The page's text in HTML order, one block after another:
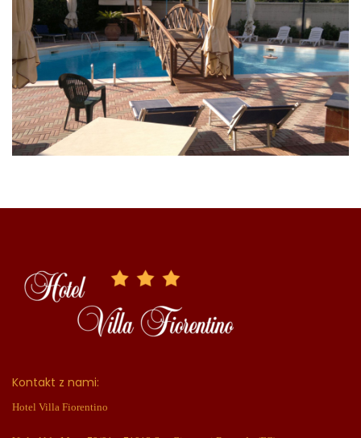
Kontakt z nami:
Hotel Villa Fiorentino